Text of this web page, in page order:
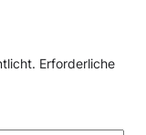
Erforderliche